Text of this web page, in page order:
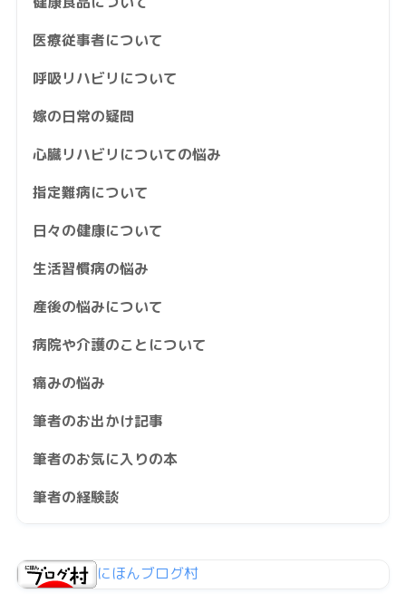
医療従事者について
呼吸リハビリについて
嫁の日常の疑問
心臓リハビリについての悩み
指定難病について
日々の健康について
生活習慣病の悩み
産後の悩みについて
病院や介護のことについて
痛みの悩み
筆者のお出かけ記事
筆者のお気に入りの本
筆者の経験談
にほんブログ村